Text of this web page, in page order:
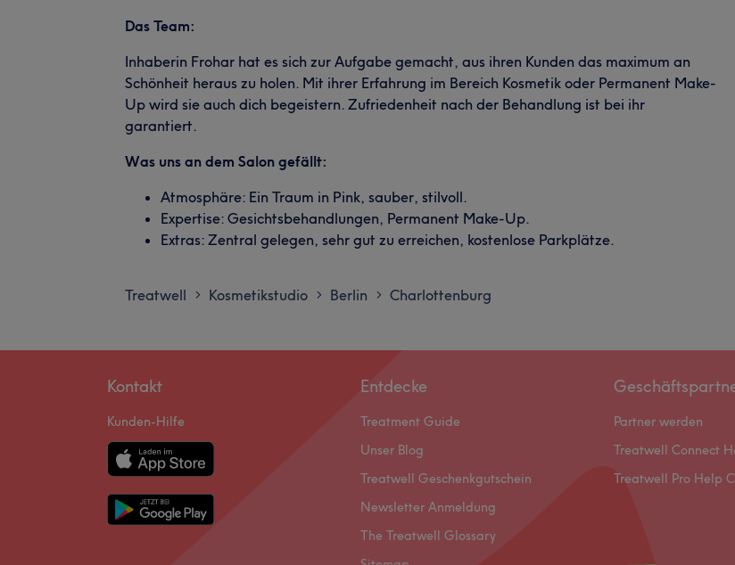
Das Team:
Inhaberin Frohar hat es sich zur Aufgabe gemacht, aus ihren Kunden das maximum an
Schönheit heraus zu holen. Mit ihrer Erfahrung im Bereich Kosmetik oder Permanent Make-
Up wird sie auch dich begeistern. Zufriedenheit nach der Behandlung ist bei ihr
garantiert.
Was uns an dem Salon gefällt:
Atmosphäre: Ein Traum in Pink, sauber, stilvoll.
Expertise: Gesichtsbehandlungen, Permanent Make-Up.
Extras: Zentral gelegen, sehr gut zu erreichen, kostenlose Parkplätze.
Treatwell > Kosmetikstudio > Berlin > Charlottenburg
Kontakt
Kunden-Hilfe
Entdecke
Treatment Guide
Unser Blog
Treatwell Geschenkgutschein
Newsletter Anmeldung
The Treatwell Glossary
Partner werden
Treatwell Connect
Treatwell Pro Help